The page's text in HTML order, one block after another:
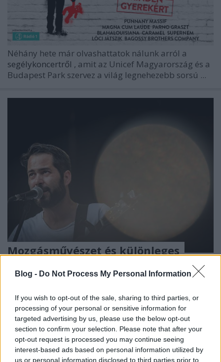
Blog - Do Not Process My Personal Information
If you wish to opt-out of the sale, sharing to third parties, or
processing of your personal or sensitive information for
targeted advertising by us, please use the below opt-out
section to confirm your selection. Please note that after your
opt-out request is processed you may continue seeing
interest-based ads based on personal information utilized by
us or personal information disclosed to third parties prior to
Néhány hete már olvashattatok nálunk arról a
segélykoncertről , amit az Unicef Magyarország és a
Budapest Park szervez a világ legnehezebb sorsú ...
Mozgásművészet és különleges
koncertek ezen a héten a Budapest
Parkban - Heti Park
Lángoló Gitárok• 2018. július 25.